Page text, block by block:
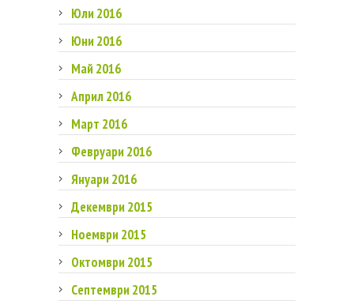
Юли 2016
Юни 2016
Май 2016
Април 2016
Март 2016
Февруари 2016
Януари 2016
Декември 2015
Ноември 2015
Октомври 2015
Септември 2015